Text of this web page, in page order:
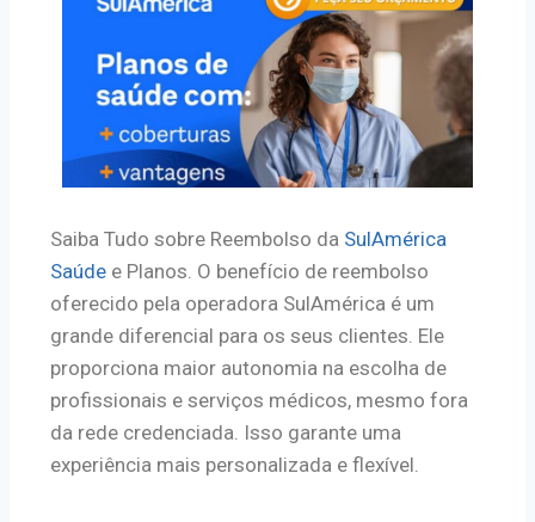
Saiba Tudo sobre Reembolso da SulAmérica
Saúde e Planos. O benefício de reembolso
oferecido pela operadora SulAmérica é um
grande diferencial para os seus clientes. Ele
proporciona maior autonomia na escolha de
profissionais e serviços médicos, mesmo fora
da rede credenciada. Isso garante uma
experiência mais personalizada e flexível.